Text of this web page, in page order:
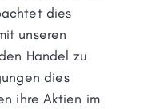
dies
unseren
Handel zu
dies
ihre Aktien im